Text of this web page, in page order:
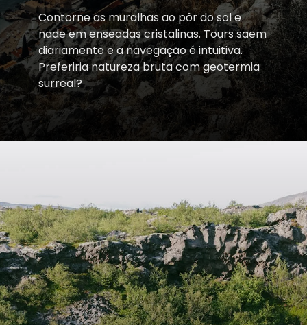
Contorne as muralhas ao pôr do sol e
nade em enseadas cristalinas. Tours saem
diariamente e a navegação é intuitiva.
Preferiria natureza bruta com geotermia
surreal?